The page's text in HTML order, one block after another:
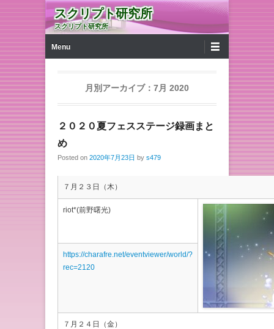
スクリプト研究所
スクリプト研究所
Menu
月別アーカイブ： 7月 2020
２０２０夏フェスステージ録画まと
め
Posted on 2020年7月23日 by s479
７月２３日（木）
riot*(前野曙光)
https://charafre.net/eventviewer/world/?
rec=2120
７月２４日（金）